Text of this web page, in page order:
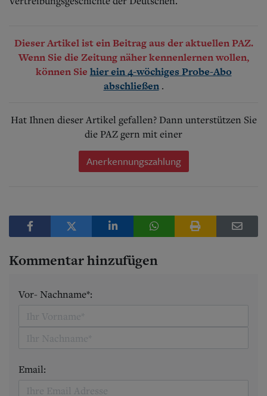
Dieser Artikel ist ein Beitrag aus der aktuellen PAZ.
Wenn Sie die Zeitung näher kennenlernen wollen,
können Sie hier ein 4-wöchiges Probe-Abo
abschließen .
Hat Ihnen dieser Artikel gefallen? Dann unterstützen Sie
die PAZ gern mit einer
Anerkennungszahlung
Kommentar hinzufügen
Vor- Nachname*:
Email: